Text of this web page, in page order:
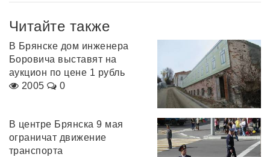
Читайте также
В Брянске дом инженера
Боровича выставят на
аукцион по цене 1 рубль
2005
0
В центре Брянска 9 мая
ограничат движение
транспорта